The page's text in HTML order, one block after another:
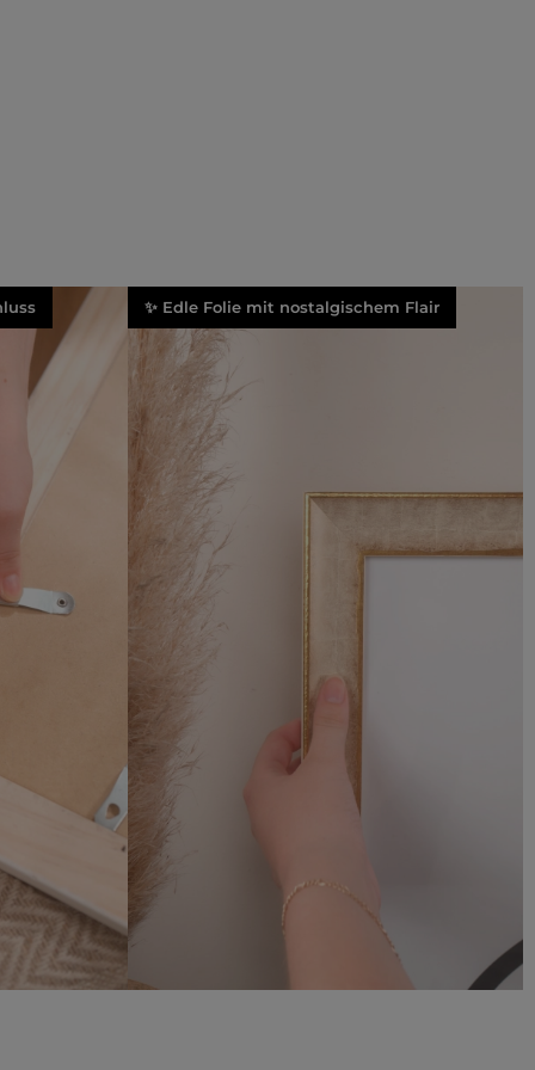
✨ Edle Folie mit nostalgischem Flair